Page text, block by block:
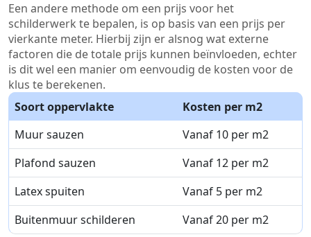
Een andere methode om een prijs voor het
schilderwerk te bepalen, is op basis van een prijs per
vierkante meter. Hierbij zijn er alsnog wat externe
factoren die de totale prijs kunnen beïnvloeden, echter
is dit wel een manier om eenvoudig de kosten voor de
klus te berekenen.
Soort oppervlakte
Kosten per m2
Muur sauzen
Vanaf 10 per m2
Plafond sauzen
Vanaf 12 per m2
Latex spuiten
Vanaf 5 per m2
Buitenmuur schilderen
Vanaf 20 per m2